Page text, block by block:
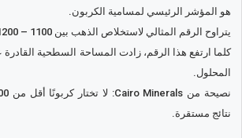
هو المؤشر الرئيسي لمسامية الكربون.
يتراوح الرقم المثالي لاستخلاص الذهب بين 1100 – 1200 mg/g.
كلما ارتفع هذا الرقم، زادت المساحة السطحية
المحلول.
نتائج مستقرة.